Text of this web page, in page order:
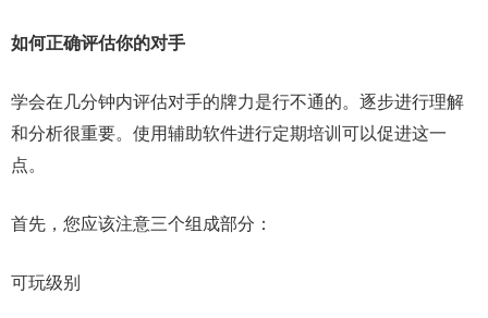
如何正确评估你的对手
学会在几分钟内评估对手的牌力是行不通的。逐步进行理解
和分析很重要。使用辅助软件进行定期培训可以促进这一
点。
首先，您应该注意三个组成部分：
可玩级别